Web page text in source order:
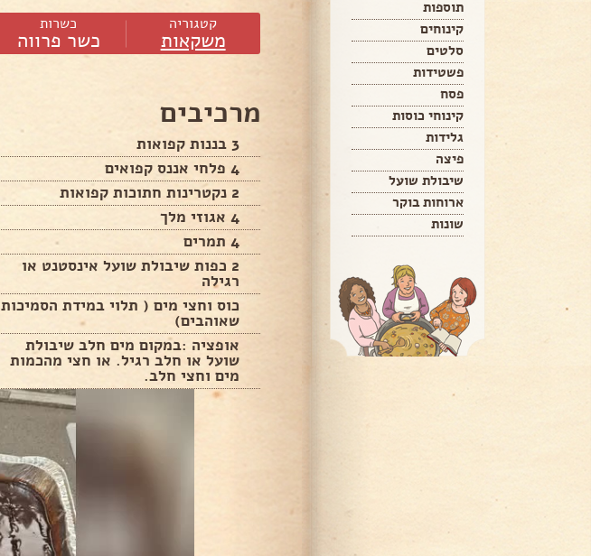
תוספות
קינוחים
סלטים
פשטידות
פסח
קינוחי כוסות
גלידות
פיצה
שיבולת שועל
ארוחות בוקר
שונות
קטגוריה
משקאות
כשרות
כשר פרווה
מרכיבים
3 בננות קפואות
4 פלחי אננס קפואים
2 נקטרינות חתוכות קפואות
4 אגוזי מלך
4 תמרים
2 כפות שיבולת שועל אינסטנט או
רגילה
כוס וחצי מים ( תלוי במידת הסמיכות
שאוהבים)
אופציה :במקום מים חלב שיבולת
שועל או חלב רגיל. או חצי מהכמות
מים וחצי חלב.